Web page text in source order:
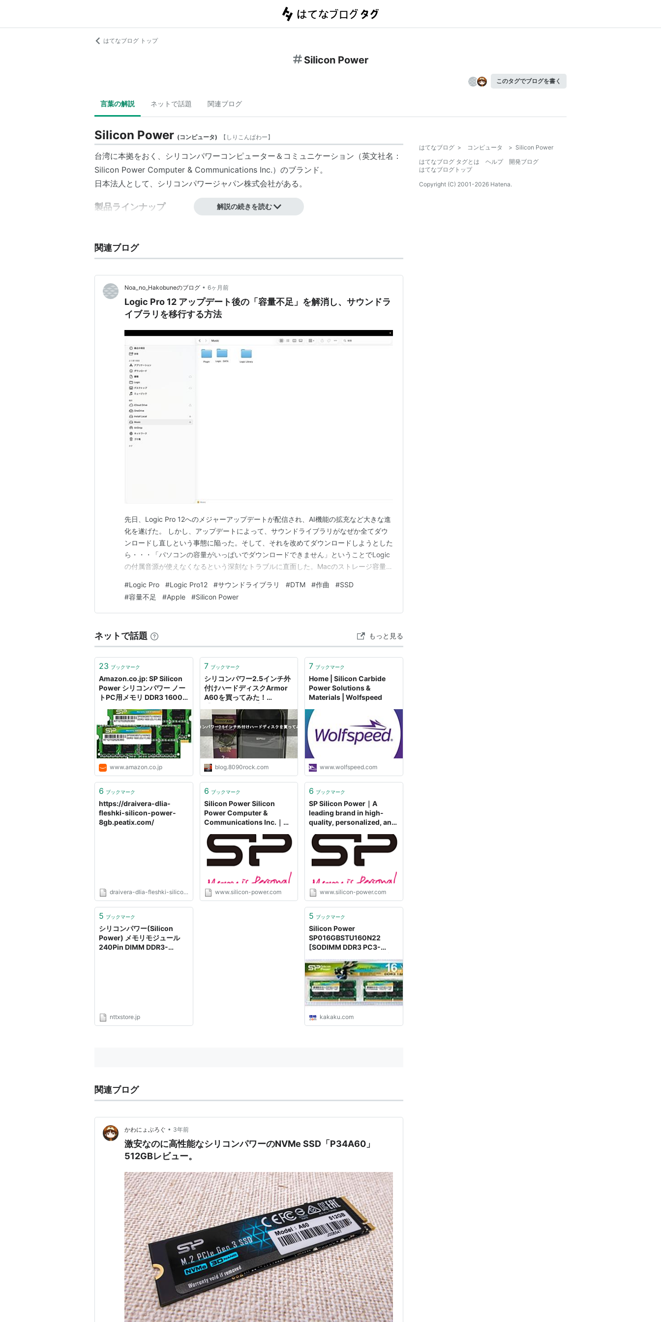
はてなブログ トップ
Silicon Power
このタグでブログを書く
言葉の解説 ネットで話題 関連ブログ
Silicon Power (コンピュータ) 【 しりこんぱわー】
台湾に本拠をおく、 シリコンパワーコンピューター＆コミュニケーション （英文社名：
Silicon Power Computer & Communications Inc.）のブランド。
日本法人として、 シリコンパワージャパン株式会社がある。
製品ラインナップ
SDメモリカード
miniSDカード
USBフラッシュメモリ
DRAMモジュール
カードリーダー
解説の続きを読む
関連ブログ
Noa_no_Hakobuneのブログ • 6ヶ月前
Logic Pro 12 アップデート後の「容量不足」を解消し、サウンドラ
イブラリを移行する方法
先日、Logic Pro 12へのメジャーアップデートが配信され、AI機能の拡充など大きな進
化を遂げた。 しかし、アップデートによって、サウンドライブラリがなぜか全てダウ
ンロードし直しという事態に陥った。そして、それを改めてダウンロードしようとした
ら・・・「パソコンの容量がいっぱいでダウンロードできません」ということでLogic
の付属音源が使えなくなるという深刻なトラブルに直面した。Macのストレージ容量が
い合わせて確認した「2026年最新版の正しい移行手順」を、同じ悩みを持つクリエイ
ターの皆さんのために記録と…
#Logic Pro #Logic Pro12 #サウンドライブラリ #DTM #作曲 #SSD
#容量不足 #Apple #Silicon Power
ネットで話題 もっと見る
23 ブックマーク
Amazon.co.jp: SP Silicon
Power シリコンパワー ノー
トPC用メモリ DDR3 1600
(16GB) 204Pin Mac 対応
SP016GBSTU160N22: パソ
コン
www.amazon.co.jp
7 ブックマーク
シリコンパワー2.5インチ外
付けハードディスクArmor
A60を買ってみた！
8090rock
blog.8090rock.com
7 ブックマーク
Home | Silicon Carbide
Power Solutions &
Materials | Wolfspeed
www.wolfspeed.com
6 ブックマーク
https://draivera-dlia-
fleshki-silicon-power-
8gb.peatix.com/
draivera-dlia-fleshki-silicon-power-8gb.com
6 ブックマーク
Silicon Power Silicon
Power Computer &
Communications Inc.｜高
リリーダーブランド
www.silicon-power.com
6 ブックマーク
SP Silicon Power｜A
leading brand in high-
quality, personalized, and
www.silicon-power.com
5 ブックマーク
シリコンパワー(Silicon
Power) メモリモジュール
240Pin DIMM DDR3-
nttxstore.jp
5 ブックマーク
Silicon Power
SP016GBSTU160N22
[SODIMM DDR3 PC3-
- 価格.com
kakaku.com
関連ブログ
かわにょぶろぐ • 3年前
激安なのに高性能なシリコンパワーのNVMe SSD「P34A60」
512GBレビュー。
はてなブログ > コンピュータ > Silicon Power
はてなブログ タグとは
ヘルプ
開発ブログ
はてなブログトップ
Copyright (C) 2001-2026 Hatena.